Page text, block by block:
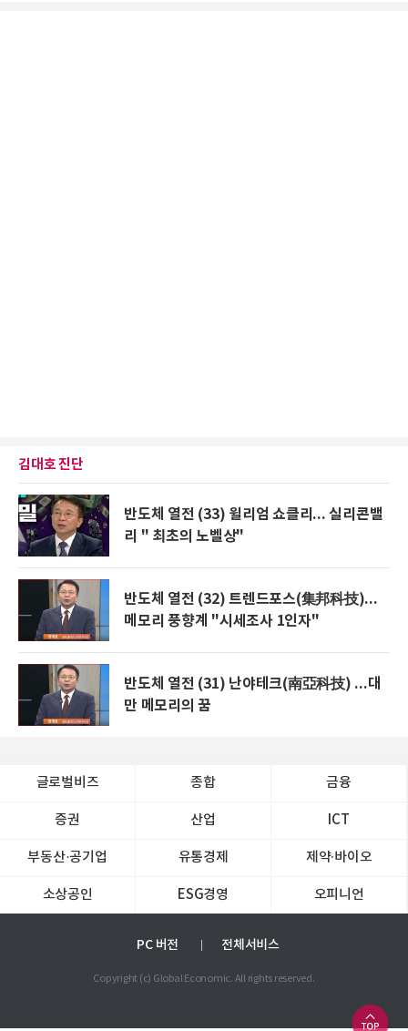
김대호 진단
반도체 열전 (33) 윌리엄 쇼클리... 실리콘밸
리 " 최초의 노벨상"
반도체 열전 (32) 트렌드포스(集邦科技)...
메모리 풍향계 "시세조사 1인자"
반도체 열전 (31) 난야테크(南亞科技) ...대
만 메모리의 꿈
글로벌비즈 종합 금융
증권 산업 ICT
부동산·공기업 유통경제 제약∙바이오
소상공인 ESG경영 오피니언
PC 버전 전체서비스
Copyright (c) Global Economic. All rights reserved.